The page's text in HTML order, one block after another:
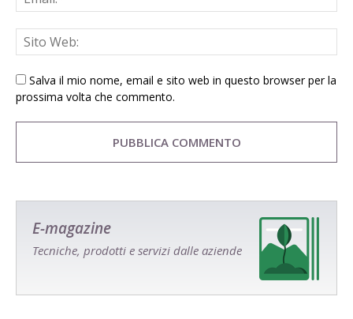
Salva il mio nome, email e sito web in questo browser per la
prossima volta che commento.
E-magazine
Tecniche, prodotti e servizi dalle aziende